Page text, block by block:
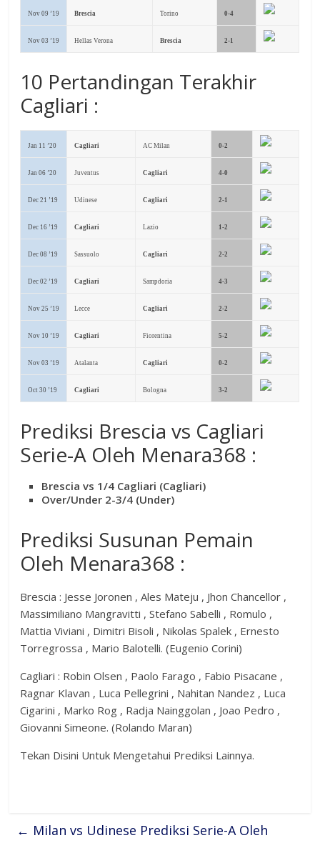
Nov 09 ’19 Brescia Torino 0-4
Nov 03 ’19 Hellas Verona Brescia 2-1
10 Pertandingan Terakhir
Cagliari :
Jan 11 ’20 Cagliari AC Milan 0-2
Jan 06 ’20 Juventus Cagliari 4-0
Dec 21 ’19 Udinese Cagliari 2-1
Dec 16 ’19 Cagliari Lazio 1-2
Dec 08 ’19 Sassuolo Cagliari 2-2
Dec 02 ’19 Cagliari Sampdoria 4-3
Nov 25 ’19 Lecce Cagliari 2-2
Nov 10 ’19 Cagliari Fiorentina 5-2
Nov 03 ’19 Atalanta Cagliari 0-2
Oct 30 ’19 Cagliari Bologna 3-2
Prediksi Brescia vs Cagliari
Serie-A Oleh Menara368 :
Brescia vs 1/4 Cagliari (Cagliari)
Over/Under 2-3/4 (Under)
Prediksi Susunan Pemain
Oleh Menara368 :
Brescia : Jesse Joronen , Ales Mateju , Jhon Chancellor ,
Massimiliano Mangravitti , Stefano Sabelli , Romulo ,
Mattia Viviani , Dimitri Bisoli , Nikolas Spalek , Ernesto
Torregrossa , Mario Balotelli. (Eugenio Corini)
Cagliari : Robin Olsen , Paolo Farago , Fabio Pisacane ,
Ragnar Klavan , Luca Pellegrini , Nahitan Nandez , Luca
Cigarini , Marko Rog , Radja Nainggolan , Joao Pedro ,
Giovanni Simeone. (Rolando Maran)
Tekan Disini Untuk Mengetahui Prediksi Lainnya.
← Milan vs Udinese Prediksi Serie-A Oleh